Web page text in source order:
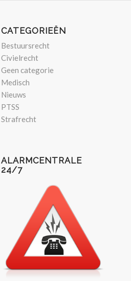
CATEGORIEËN
Bestuursrecht
Civielrecht
Geen categorie
Medisch
Nieuws
PTSS
Strafrecht
ALARMCENTRALE
24/7